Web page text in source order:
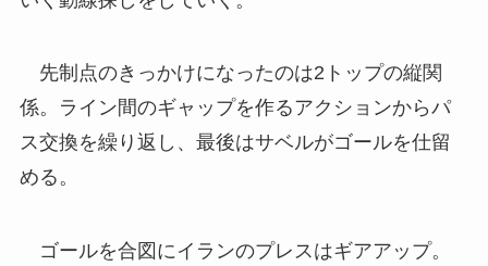
先制点のきっかけになったのは2トップの縦関
係。ライン間のギャップを作るアクションからパ
ス交換を繰り返し、最後はサベルがゴールを仕留
める。
ゴールを合図にイランのプレスはギアアップ。